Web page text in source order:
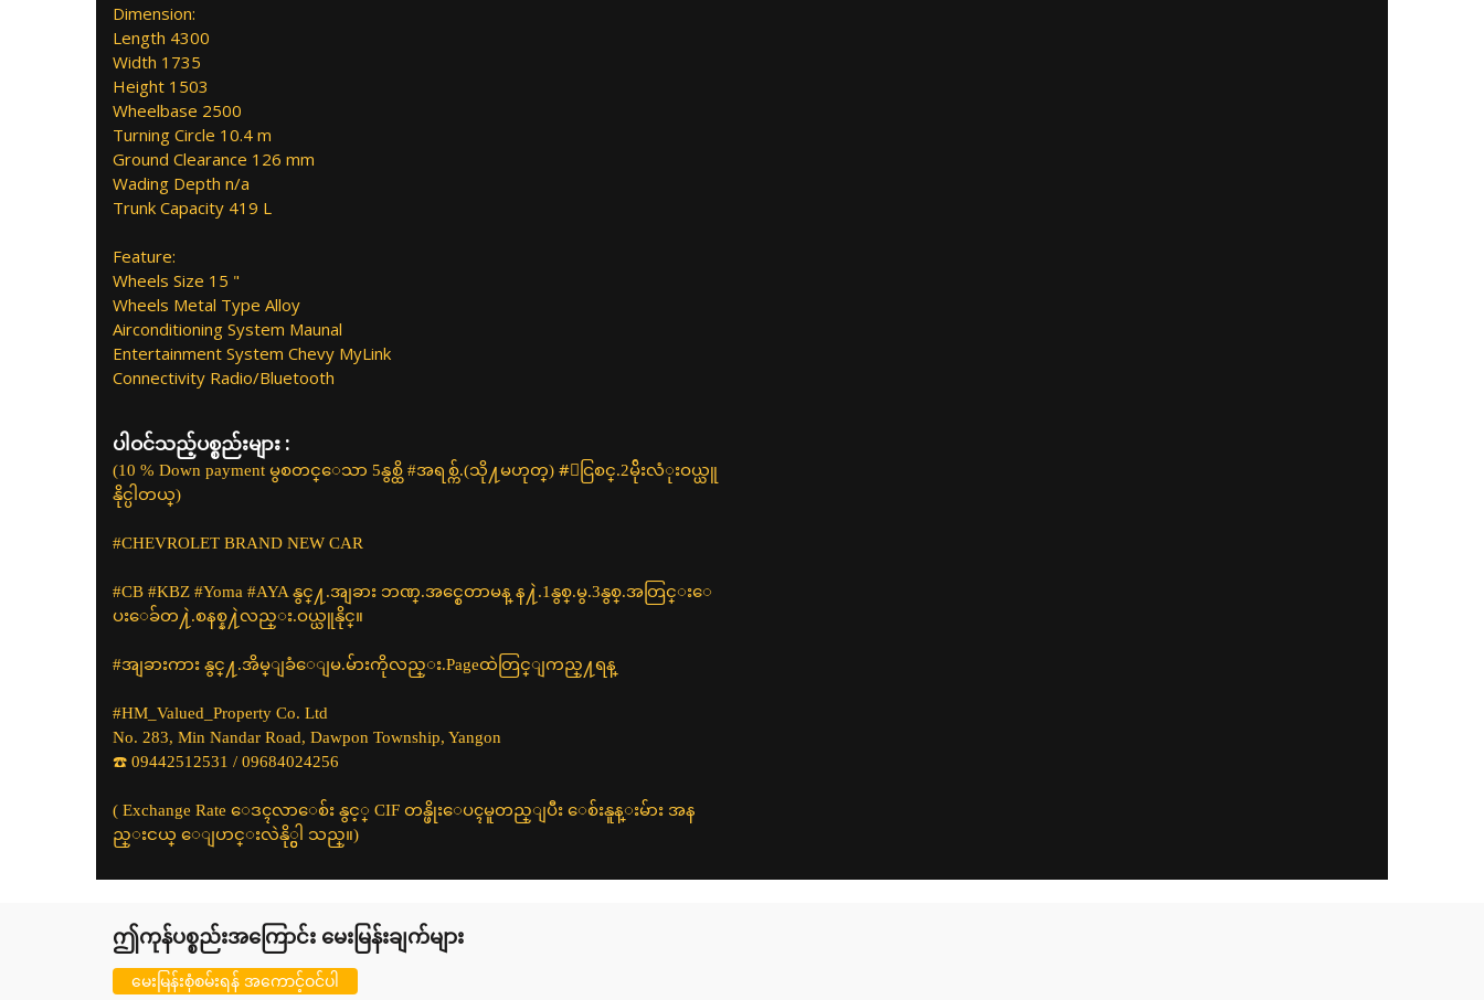
Dimension:
Length 4300
Width 1735
Height 1503
Wheelbase 2500
Turning Circle 10.4 m
Ground Clearance 126 mm
Wading Depth n/a
Trunk Capacity 419 L
Feature:
Wheels Size 15 "
Wheels Metal Type Alloy
Airconditioning System Maunal
Entertainment System Chevy MyLink
Connectivity Radio/Bluetooth
ပါဝင်သည့်ပစ္စည်းများ :
(10​ % Down payment မွစတင္ေသာ 5နွစ္ထိ​ #အရစ္က်.(သို႔မဟုတ္) #ေငြစင္.2မ်ိုးလံုးဝယ္ယူ
နိုင္ပါတယ္)
#CHEVROLET BRAND NEW CAR
#CB #KBZ #Yoma #AYA နွင္႔.အျခား ဘဏ္.အင္စေတာမန္ န႔ဲ.​1နွစ္.မွ.3​နွစ္.အတြင္း​ေ
ပးေခ်တ႔ဲ.စနစ္န႔ဲလည္း.ဝယ္ယူနိုင္။
#အျခား​ကား​ နွင္႔.​အိမ္ျခံေျမ.မ်ားကိုလည္း.Pageထဲတြင္ျကည္႔ရန္
#HM_Valued_Property Co. Ltd
No. 283, Min Nandar Road, Dawpon Township, Yangon
☎️ 09442512531 / 09684024256
( Exchange Rate ေဒၚလာေစ်း နွင့္ CIF တန္ဖိုးေပၚမူတည္ျပီး ေစ်းနူန္းမ်ား အန
ည္းငယ္ ေျပာင္းလဲနို္င္ပါ သည္။)
ဤကုန်ပစ္စည်းအကြောင်း မေးမြန်းချက်များ
မေးမြန်းစုံစမ်းရန် အကောင့်ဝင်ပါ